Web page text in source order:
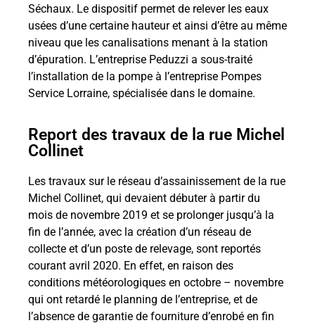
Séchaux. Le dispositif permet de relever les eaux
usées d’une certaine hauteur et ainsi d’être au même
niveau que les canalisations menant à la station
d’épuration. L’entreprise Peduzzi a sous-traité
l’installation de la pompe à l’entreprise Pompes
Service Lorraine, spécialisée dans le domaine.
Report des travaux de la rue Michel
Collinet
Les travaux sur le réseau d’assainissement de la rue
Michel Collinet, qui devaient débuter à partir du
mois de novembre 2019 et se prolonger jusqu’à la
fin de l’année, avec la création d’un réseau de
collecte et d’un poste de relevage, sont reportés
courant avril 2020. En effet, en raison des
conditions météorologiques en octobre – novembre
qui ont retardé le planning de l’entreprise, et de
l’absence de garantie de fourniture d’enrobé en fin